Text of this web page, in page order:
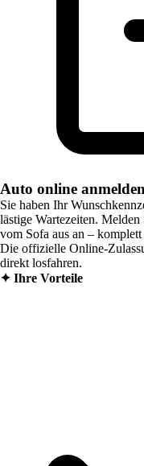
Auto online
Sie haben Ihr
lästige Wartezeiten.
vom Sofa aus an –
Die offizielle Online-
direkt losfahren.
✦ Ihre Vorteile